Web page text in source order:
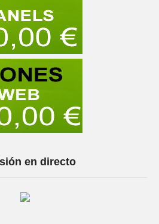
en directo